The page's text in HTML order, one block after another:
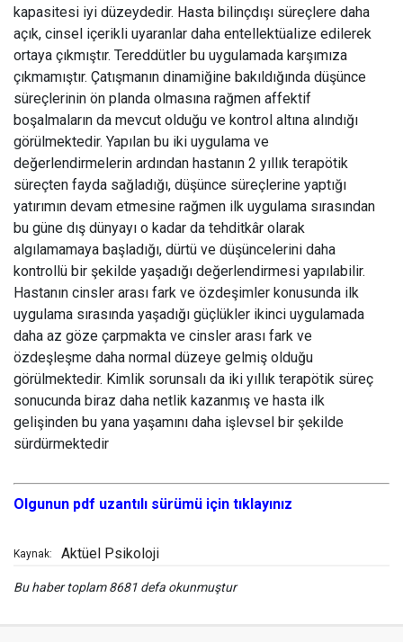
kapasitesi iyi düzeydedir. Hasta bilinçdışı süreçlere daha
açık, cinsel içerikli uyaranlar daha entellektüalize edilerek
ortaya çıkmıştır. Tereddütler bu uygulamada karşımıza
çıkmamıştır. Çatışmanın dinamiğine bakıldığında düşünce
süreçlerinin ön planda olmasına rağmen affektif
boşalmaların da mevcut olduğu ve kontrol altına alındığı
görülmektedir. Yapılan bu iki uygulama ve
değerlendirmelerin ardından hastanın 2 yıllık terapötik
süreçten fayda sağladığı, düşünce süreçlerine yaptığı
yatırımın devam etmesine rağmen ilk uygulama sırasından
bu güne dış dünyayı o kadar da tehditkâr olarak
algılamamaya başladığı, dürtü ve düşüncelerini daha
kontrollü bir şekilde yaşadığı değerlendirmesi yapılabilir.
Hastanın cinsler arası fark ve özdeşimler konusunda ilk
uygulama sırasında yaşadığı güçlükler ikinci uygulamada
daha az göze çarpmakta ve cinsler arası fark ve
özdeşleşme daha normal düzeye gelmiş olduğu
görülmektedir. Kimlik sorunsalı da iki yıllık terapötik süreç
sonucunda biraz daha netlik kazanmış ve hasta ilk
gelişinden bu yana yaşamını daha işlevsel bir şekilde
sürdürmektedir
Olgunun pdf uzantılı sürümü için tıklayınız
Kaynak: Aktüel Psikoloji
Bu haber toplam 8681 defa okunmuştur